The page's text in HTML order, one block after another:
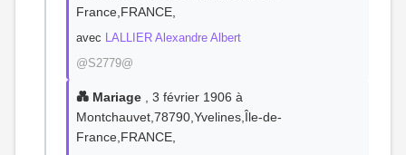
France,FRANCE,
avec LALLIER Alexandre Albert
@S2779@
💑 Mariage , 3 février 1906 à
Montchauvet,78790,Yvelines,Île-de-
France,FRANCE,